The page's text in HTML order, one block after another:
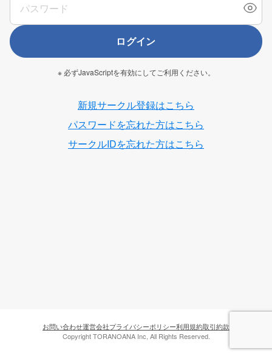
ログイン
※ 必ずJavaScriptを有効にしてご利用ください。
新規サークル登録はこちら
パスワードを忘れた方はこちら
サークルIDを忘れた方はこちら
お問い合わせ運営会社プライバシーポリシー利用規約取引約款
Copyright TORANOANA Inc, All Rights Reserved.